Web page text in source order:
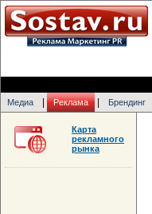
Медиа Реклама Брендинг
Карта
рекламного
рынка